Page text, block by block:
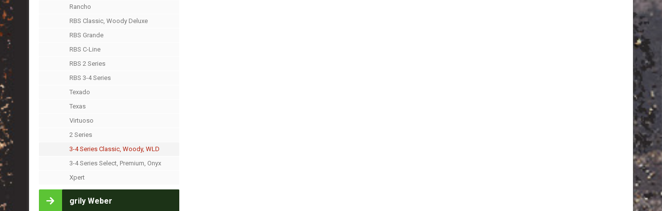
Rancho
RBS Classic, Woody Deluxe
RBS Grande
RBS C-Line
RBS 2 Series
RBS 3-4 Series
Texado
Texas
Virtuoso
2 Series
3-4 Series Classic, Woody, WLD
3-4 Series Select, Premium, Onyx
Xpert
grily Weber